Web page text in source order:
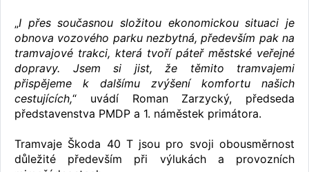
„I přes současnou složitou ekonomickou situaci je
obnova vozového parku nezbytná, především pak na
tramvajové trakci, která tvoří páteř městské veřejné
dopravy. Jsem si jist, že těmito tramvajemi
přispějeme k dalšímu zvýšení komfortu našich
cestujících,“ uvádí Roman Zarzycký, předseda
představenstva PMDP a 1. náměstek primátora.
Tramvaje Škoda 40 T jsou pro svoji obousměrnost
důležité především při výlukách a provozních